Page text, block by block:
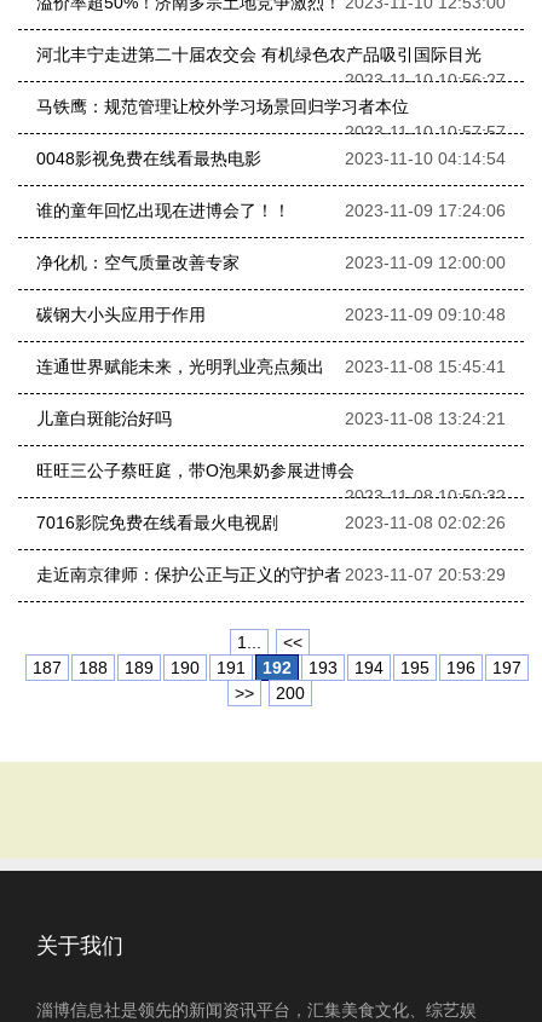
河北丰宁走进第二十届农交会 有机绿色农产品吸引国际目光
2023-11-10 10:56:27
马铁鹰：规范管理让校外学习场景回归学习者本位
2023-11-10 10:57:57
0048影视免费在线看最热电影
2023-11-10 04:14:54
谁的童年回忆出现在进博会了！！ 2023-11-09 17:24:06
净化机：空气质量改善专家 2023-11-09 12:00:00
碳钢大小头应用于作用 2023-11-09 09:10:48
连通世界赋能未来，光明乳业亮点频出 2023-11-08 15:45:41
儿童白斑能治好吗 2023-11-08 13:24:21
旺旺三公子蔡旺庭，带O泡果奶参展进博会
2023-11-08 10:50:32
7016影院免费在线看最火电视剧
2023-11-08 02:02:26
走近南京律师：保护公正与正义的守护者 2023-11-07 20:53:29
1...
<<
187
188 189 190 191 192 193 194 195 196
197
>>
200
关于我们
淄博信息社是领先的新闻资讯平台，汇集美食文化、综艺娱